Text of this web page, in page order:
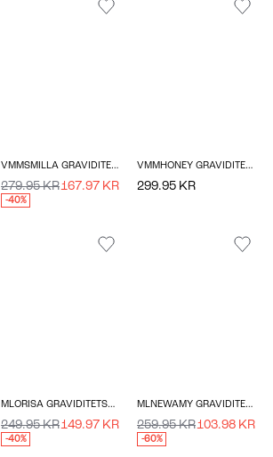
VMMSMILLA GRAVIDITETSKJOLE
279.95 KR167.97 KR
-40%
VMMHONEY GRAVIDITETSKJOLE
299.95 KR
MLORISA GRAVIDITETSNEDERDEL
249.95 KR149.97 KR
-40%
MLNEWAMY GRAVIDITETSJEGGING
259.95 KR103.98 KR
-60%